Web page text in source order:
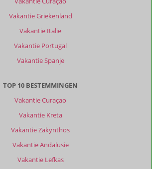
Vakantie Griekenland
Vakantie Italië
Vakantie Portugal
Vakantie Spanje
TOP 10 BESTEMMINGEN
Vakantie Curaçao
Vakantie Kreta
Vakantie Zakynthos
Vakantie Andalusië
Vakantie Lefkas